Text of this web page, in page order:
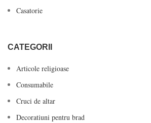
Casatorie
CATEGORII
Articole religioase
Consumabile
Cruci de altar
Decoratiuni pentru brad